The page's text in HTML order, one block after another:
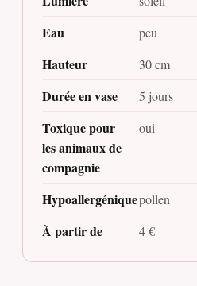
Eau peu
Hauteur 30 cm
Durée en vase 5 jours
Toxique pour
les animaux de
compagnie
oui
Hypoallergéniquepollen
À partir de 4 €